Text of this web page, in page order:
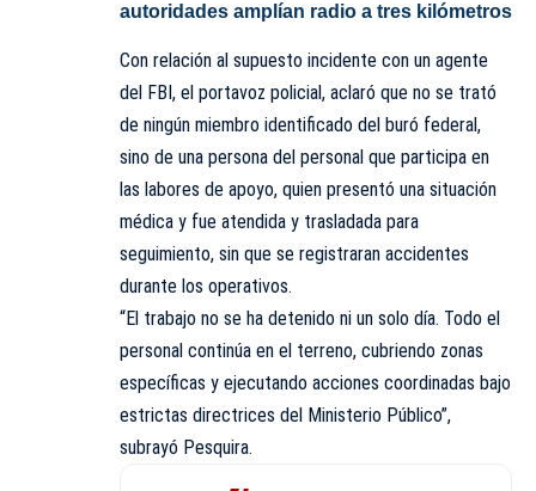
autoridades amplían radio a tres kilómetros
Con relación al supuesto incidente con un agente
del FBI, el portavoz policial, aclaró que no se trató
de ningún miembro identificado del buró federal,
sino de una persona del personal que participa en
las labores de apoyo, quien presentó una situación
médica y fue atendida y trasladada para
seguimiento, sin que se registraran accidentes
durante los operativos.
“El trabajo no se ha detenido ni un solo día. Todo el
personal continúa en el terreno, cubriendo zonas
específicas y ejecutando acciones coordinadas bajo
estrictas directrices del Ministerio Público”,
subrayó Pesquira.